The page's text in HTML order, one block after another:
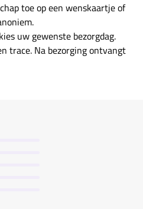
toe op een wenskaartje of
uw gewenste bezorgdag.
trace. Na bezorging ontvangt